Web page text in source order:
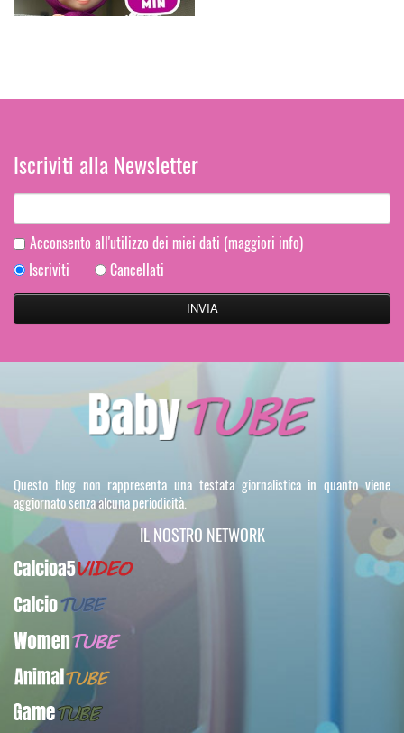
Iscriviti alla Newsletter
Acconsento all'utilizzo dei miei dati (maggiori info)
Iscriviti
Cancellati
Questo blog non rappresenta una testata giornalistica in quanto viene
aggiornato senza alcuna periodicità.
IL NOSTRO NETWORK
Calcioa5Video